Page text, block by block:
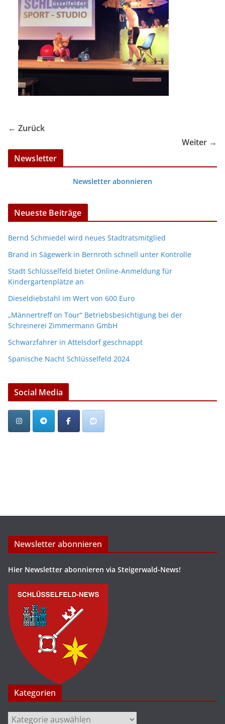
← Zurück
Weiter →
Newsletter
Newsletter abonnieren
Neueste Beiträge
Bernd Schmiedel wird neues Stadtratsmitglied
Brand in Sägewerk in Bernroth schnell unter Kontrolle
Stadt Schlüsselfeld bietet Online-Anmeldung für
Kindergartenplätze an
Dieseldiebstahl im Wert von 600 Euro
„Männertreff on Tour“ Betriebsbesichtigung bei der
Schreinerei Zimmermann GmbH
Schwarzfahrer in Attelsdorf geschnappt
Spanische Nacht Schlüsselfeld 2024
Social Media
Newsletter abonnieren
Hier Newsletter abonnieren via Steigerwald-News!
Kategorien
Kategorien